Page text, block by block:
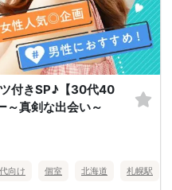
付きSP♪【30代40
～真剣な出会い～
向け 個室 北海道 札幌駅